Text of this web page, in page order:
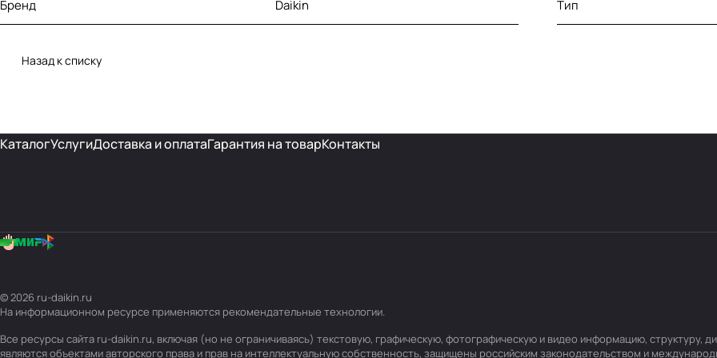
Бренд Daikin Тип
Назад к списку
КаталогУслугиДоставка и оплатаГарантия на товарКонтакты
© 2026 ru-daikin.ru
На информационном ресурсе применяются рекомендательные технологии.
Все ресурсы сайта ru-daikin.ru, включая (но не ограничиваясь) текстовую, графическую, фотографическую и видео информацию,
являются объектами авторского права и прав на интеллектуальную собственность, защищены российским законодательством и